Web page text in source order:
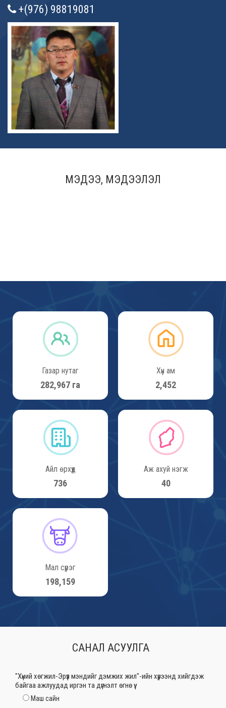
+(976) 98819081
МЭДЭЭ, МЭДЭЭЛЭЛ
Газар нутаг
302,100 га
Хүн ам
2,618
Айл өрхүүд
786
Аж ахуй нэгж
43
Мал сүрэг
211,558
САНАЛ АСУУЛГА
"Хүний хөгжил-Эрүүл мэндийг дэмжих жил"-ийн хүрээнд хийгдэж
байгаа ажлуудад иргэн та дүгнэлт өгнө үү.
Маш сайн